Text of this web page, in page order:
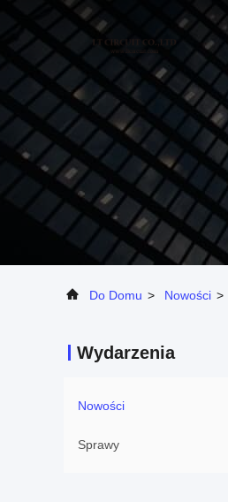
Do Domu > Nowości >
Wydarzenia
Nowości
Sprawy